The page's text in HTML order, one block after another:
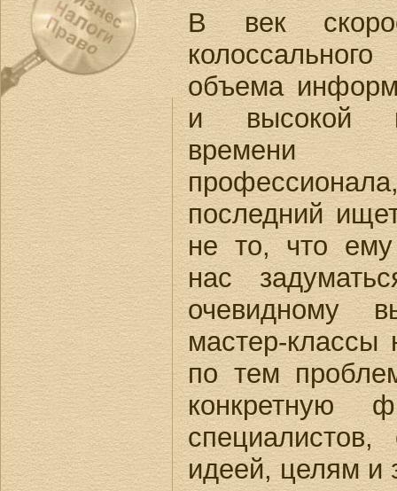
В век
колоссального
объема
и высокой
времени
последний
не то, что
нас
очевидному
мастер-классы
по тем
конкретную
идеей, целям и